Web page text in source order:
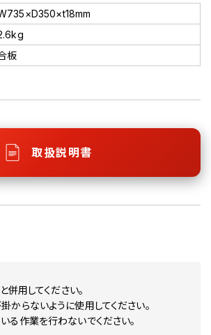
板
取扱説明書
併用してください。
らないように使用してください。
る作業を行わないでください。